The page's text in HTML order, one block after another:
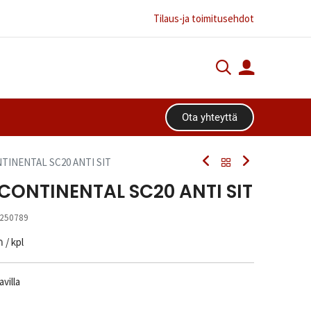
Tilaus-ja toimitusehdot
Ota yhteyttä​​​​
SC20 ANTI SIT
SC20 ANTI SIT
250789
/ kpl